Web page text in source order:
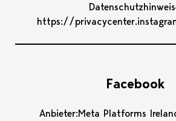
https://
Facebook
Anbieter:Meta Platforms